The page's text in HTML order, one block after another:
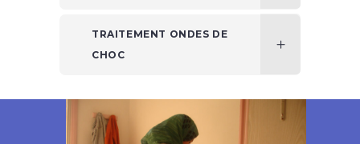
TRAITEMENT ONDES DE
CHOC